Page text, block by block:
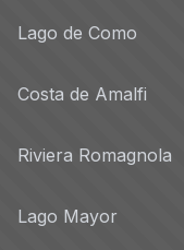
Lago de Como
Costa de Amalfi
Riviera Romagnola
Lago Mayor